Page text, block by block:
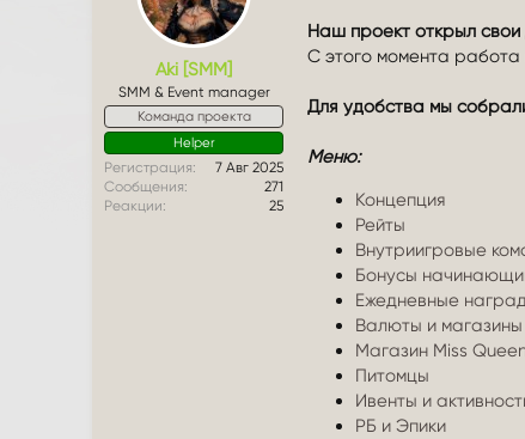
Aki [SMM]
SMM & Event manager
Команда проекта
Helper
Регистрация
7 Авг 2025
Сообщения
271
Реакции
25
Наш проект открыл свои
С этого момента
Для удобства мы
Меню:
Концепция
Рейты
Внутриигровые
Бонусы
Ежедневные
Валюты и магазины
Магазин Miss
Питомцы
Ивенты и
РБ и Эпики